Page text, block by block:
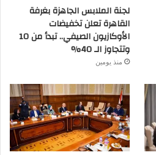
لجنة الملابس الجاهزة بغرفة
القاهرة تعلن تخفيضات
الأوكازيون الصيفي.. تبدأ من 10
وتتجاوز الـ 40%
منذ يومين